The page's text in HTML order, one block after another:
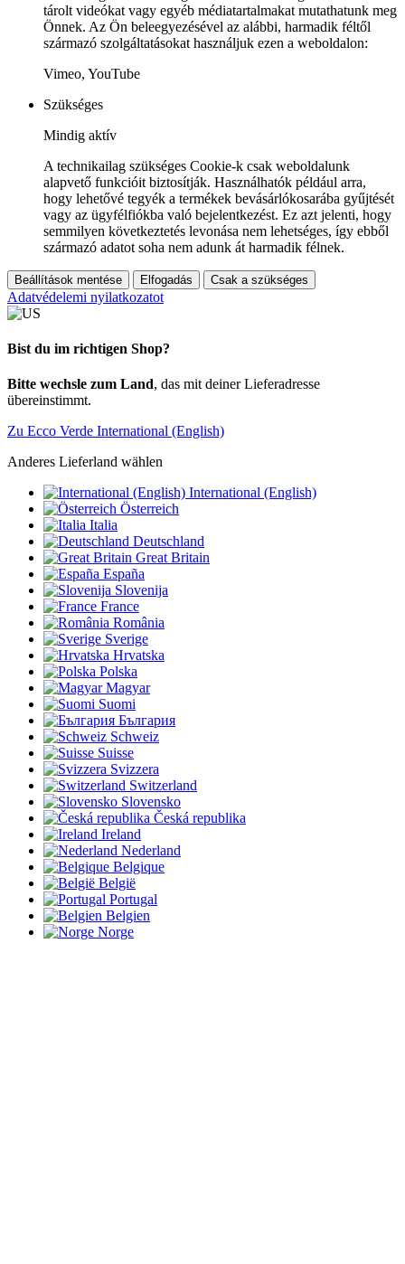
tárolt videókat vagy egyéb médiatartalmakat mutathatunk meg
Önnek. Az Ön beleegyezésével az alábbi, harmadik féltől
származó szolgáltatásokat használjuk ezen a weboldalon:
Vimeo, YouTube
Szükséges
Mindig aktív
A technikailag szükséges Cookie-k csak weboldalunk
alapvető funkcióit biztosítják. Használhatók például arra,
hogy lehetővé tegyék a termékek bevásárlókosarába gyűjtését
vagy az ügyfélfiókba való bejelentkezést. Ez azt jelenti, hogy
semmilyen következtetés levonása nem lehetséges, így ebből
származó adatot soha nem adunk át harmadik félnek.
Beállítások mentése Elfogadás Csak a szükséges
Adatvédelemi nyilatkozatot
Bist du im richtigen Shop?
Bitte wechsle zum Land, das mit deiner Lieferadresse
übereinstimmt.
Zu Ecco Verde International (English)
Anderes Lieferland wählen
International (English)
Österreich
Italia
Deutschland
Great Britain
España
Slovenija
France
România
Sverige
Hrvatska
Polska
Magyar
Suomi
България
Schweiz
Suisse
Svizzera
Switzerland
Slovensko
Česká republika
Ireland
Nederland
Belgique
België
Portugal
Belgien
Norge